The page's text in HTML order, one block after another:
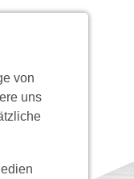
von
uns